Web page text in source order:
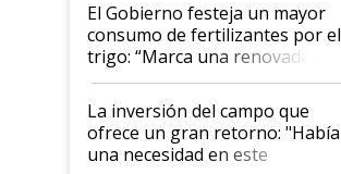
El Gobierno festeja un mayor
consumo de fertilizantes por el
trigo: “Marca una renovada
confianza de los productores”
La inversión del campo que
ofrece un gran retorno: "Había
una necesidad en este